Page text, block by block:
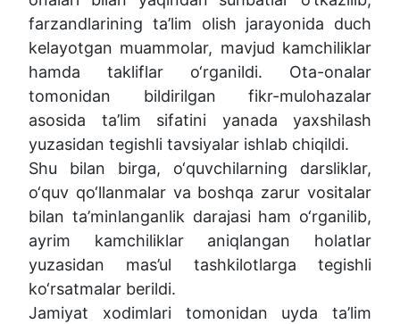
farzandlarining ta’lim olish jarayonida duch
kelayotgan muammolar, mavjud kamchiliklar
hamda takliflar o‘rganildi. Ota-onalar
tomonidan bildirilgan fikr-mulohazalar
asosida ta’lim sifatini yanada yaxshilash
yuzasidan tegishli tavsiyalar ishlab chiqildi.
Shu bilan birga, o‘quvchilarning darsliklar,
o‘quv qo‘llanmalar va boshqa zarur vositalar
bilan ta’minlanganlik darajasi ham o‘rganilib,
ayrim kamchiliklar aniqlangan holatlar
yuzasidan mas’ul tashkilotlarga tegishli
ko‘rsatmalar berildi.
Jamiyat xodimlari tomonidan uyda ta’lim